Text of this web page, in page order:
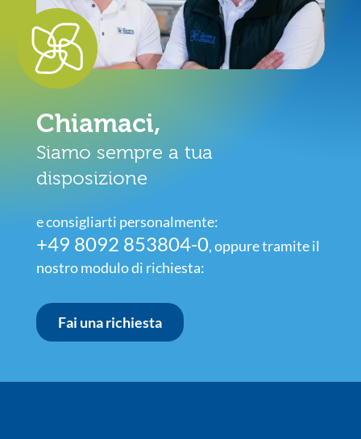
Chiamaci,
Siamo sempre a tua
disposizione
e consigliarti personalmente:
+49 8092 853804-0, oppure tramite il
nostro modulo di richiesta:
Fai una richiesta